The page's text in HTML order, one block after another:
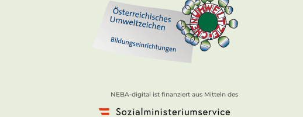
NEBA-digital ist finanziert aus Mitteln des